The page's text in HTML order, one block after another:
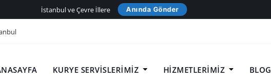
İstanbul ve Çevre İllere Anında Gönder
KURYE SERVISLERIMIZ HIZMETLERIMIZ BLOG